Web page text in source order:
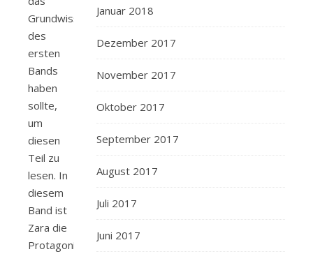
Grundwissen
des
ersten
Bands
haben
sollte,
um
diesen
Teil zu
lesen. In
diesem
Band ist
Zara die
Protagonistin,
Januar 2018
Dezember 2017
November 2017
Oktober 2017
September 2017
August 2017
Juli 2017
Juni 2017